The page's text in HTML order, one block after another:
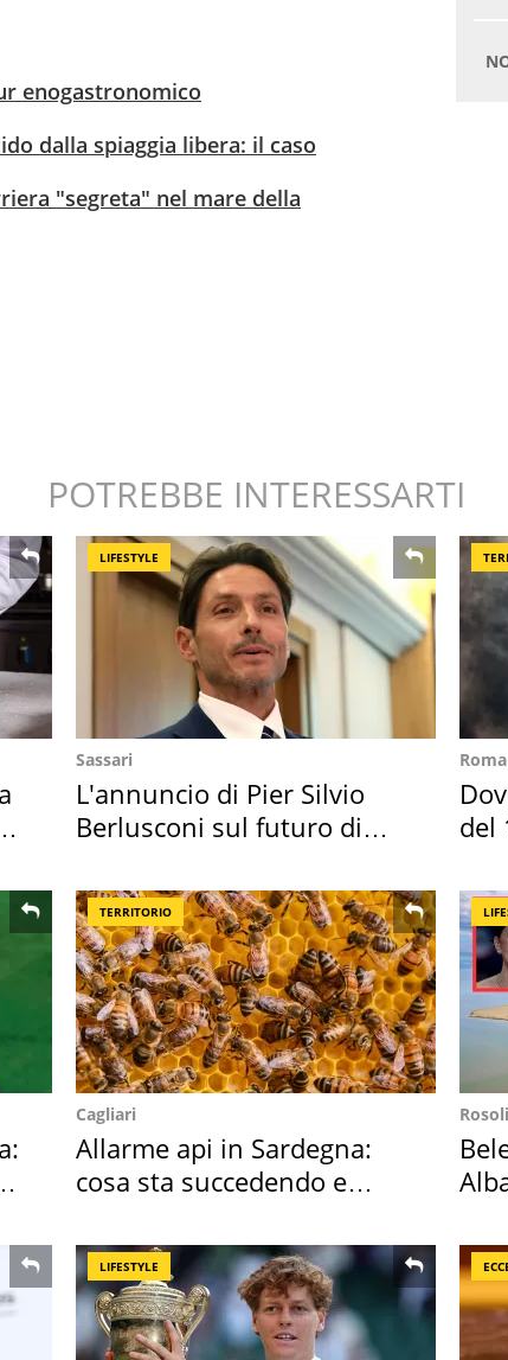
enogastronomico
dalla spiaggia libera: il caso
"segreta" nel mare della
POTREBBE INTERESSARTI
LIFESTYLE
Sassari
L'annuncio di Pier Silvio
Berlusconi sul futuro di
Roma
del
TERRITORIO
Cagliari
Allarme api in Sardegna:
cosa sta succedendo e
LIFESTYLE